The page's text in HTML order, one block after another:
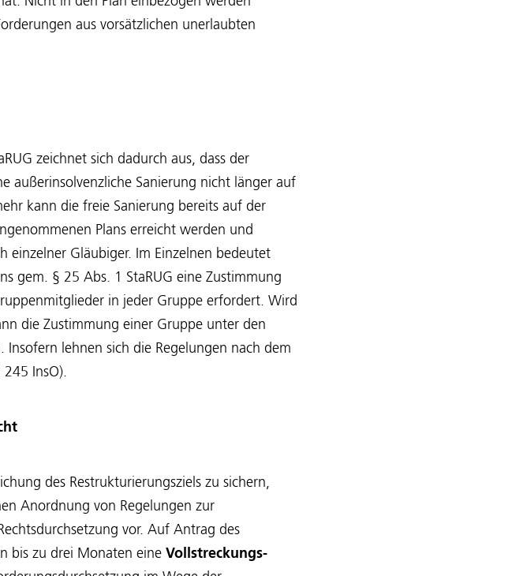
aus vorsätzlichen unerlaubten
zeichnet sich dadurch aus, dass der
außerinsolvenzliche Sanierung nicht länger auf
kann die freie Sanierung bereits auf der
Plans erreicht werden und
Gläubiger. Im Einzelnen bedeutet
gem. § 25 Abs. 1 StaRUG eine Zustimmung
in jeder Gruppe erfordert. Wird
die Zustimmung einer Gruppe unter den
lehnen sich die Regelungen nach dem
245 InsO).
des Restrukturierungsziels zu sichern,
Anordnung von Regelungen zur
vor. Auf Antrag des
bis zu drei Monaten eine Vollstreckungs-